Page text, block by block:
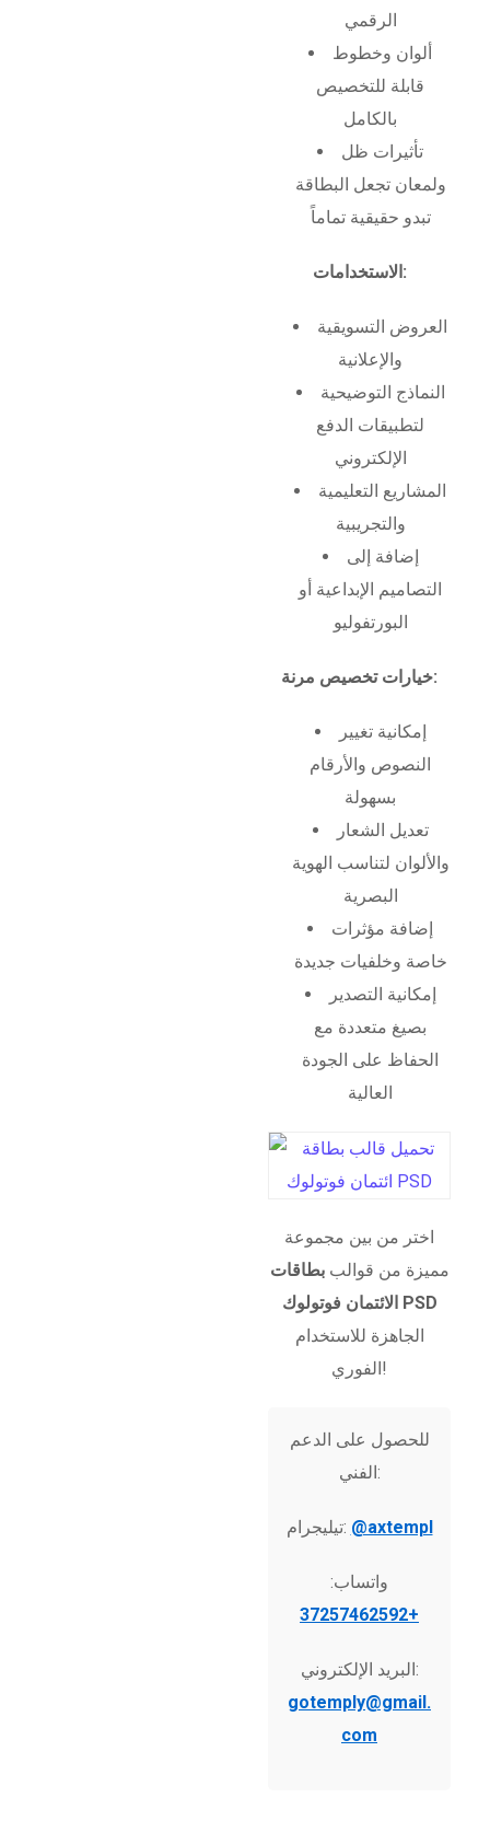
الرقمي
ألوان وخطوط
قابلة للتخصيص
بالكامل
تأثيرات ظل
ولمعان تجعل البطاقة
تبدو حقيقية تماماً
الاستخدامات:
العروض التسويقية
والإعلانية
النماذج التوضيحية
لتطبيقات الدفع
الإلكتروني
المشاريع التعليمية
والتجريبية
إضافة إلى
التصاميم الإبداعية أو
البورتفوليو
خيارات تخصيص مرنة:
إمكانية تغيير
النصوص والأرقام
بسهولة
تعديل الشعار
والألوان لتناسب الهوية
البصرية
إضافة مؤثرات
خاصة وخلفيات جديدة
إمكانية التصدير
بصيغ متعددة مع
الحفاظ على الجودة
العالية
اختر من بين مجموعة
مميزة من قوالببطاقات
الائتمان فوتولوك PSD
الجاهزة للاستخدام
الفوري!
للحصول على الدعم
الفني:
تيليجرام: @axtempl
واتساب:
+37257462592
البريد الإلكتروني:
gotemply@gmail.
com